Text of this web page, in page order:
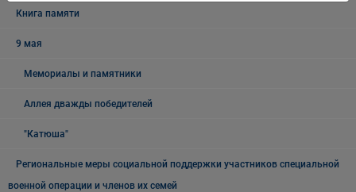
Книга памяти
9 мая
Мемориалы и памятники
Аллея дважды победителей
"Катюша"
Региональные меры социальной поддержки участников специальной
военной операции и членов их семей